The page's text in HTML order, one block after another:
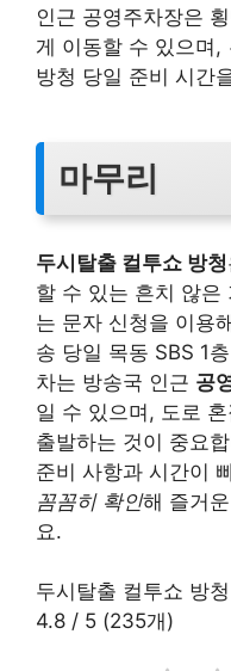
인근 공영주차장은
게 이동할 수 있으며,
방청 당일 준비 시간
마무리
두시탈출 컬투쇼 방청
할 수 있는 흔치 않은
는 문자 신청을 이용
송 당일 목동 SBS 1
차는 방송국 인근 공
일 수 있으며, 도로
출발하는 것이 중요
준비 사항과 시간이
꼼꼼히 확인해 즐거
요.
두시탈출 컬투쇼 방
4.8 / 5 (235개)